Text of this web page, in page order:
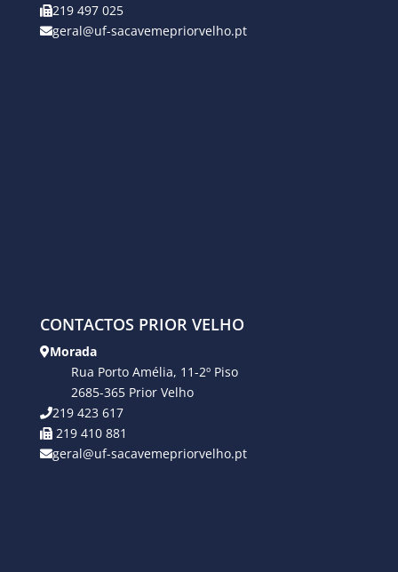
219 497 025
geral@uf-sacavemepriorvelho.pt
CONTACTOS PRIOR VELHO
Morada
Rua Porto Amélia, 11-2º Piso
2685-365 Prior Velho
219 423 617
219 410 881
geral@uf-sacavemepriorvelho.pt